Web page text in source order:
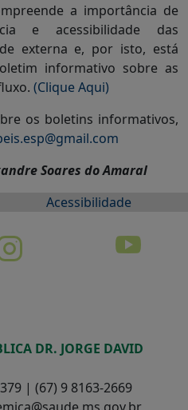
a importância de
e acessibilidade das
externa e, por isto, está
informativo sobre as
(Clique Aqui)
os boletins informativos,
Soares do Amaral
Acessibilidade
DR. JORGE DAVID
| (67) 9 8163-2669